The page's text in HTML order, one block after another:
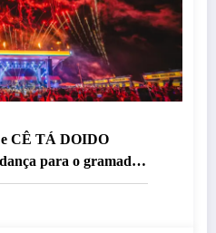
e CÊ TÁ DOIDO
para o gramado